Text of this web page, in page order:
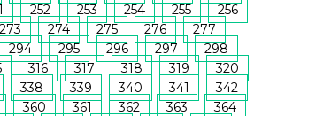
252 253 254 255
256
273 274 275 276
277
294 295 296 297
298
316 317 318 319
320
338 339 340 341
342
360 361 362 363
364